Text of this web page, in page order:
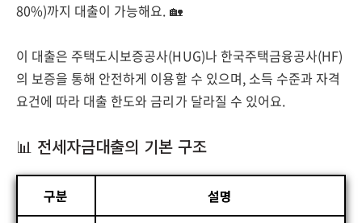
80%)까지 대출이 가능해요. 🏡
이 대출은 주택도시보증공사(HUG)나 한국주택금융공사(HF)
의 보증을 통해 안전하게 이용할 수 있으며, 소득 수준과 자격
요건에 따라 대출 한도와 금리가 달라질 수 있어요.
📊 전세자금대출의 기본 구조
구분 설명